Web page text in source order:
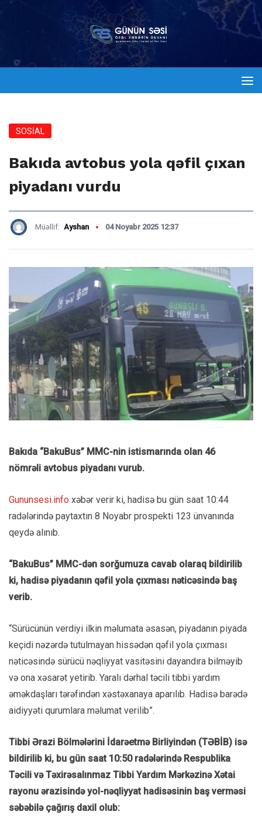
SOSİAL
Bakıda avtobus yola qəfil çıxan
piyadanı vurdu
Müəllif: Ayshan 04 Noyabr 2025 12:37
Bakıda “BakuBus” MMC-nin istismarında olan 46
nömrəli avtobus piyadanı vurub.
Gununsesi.info xəbər verir ki, hadisə bu gün saat 10:44
radələrində paytaxtın 8 Noyabr prospekti 123 ünvanında
qeydə alınıb.
“BakuBus” MMC-dən sorğumuza cavab olaraq bildirilib
ki, hadisə piyadanın qəfil yola çıxması nəticəsində baş
verib.
“Sürücünün verdiyi ilkin məlumata əsasən, piyadanın piyada
keçidi nəzərdə tutulmayan hissədən qəfil yola çıxması
nəticəsində sürücü nəqliyyat vasitəsini dayandıra bilməyib
və ona xəsarət yetirib. Yaralı dərhal təcili tibbi yardım
əməkdaşları tərəfindən xəstəxanaya aparılıb. Hadisə barədə
aidiyyəti qurumlara məlumat verilib”.
Tibbi Ərazi Bölmələrini İdarəetmə Birliyindən (TƏBİB) isə
bildirilib ki, bu gün saat 10:50 radələrində Respublika
Təcili və Təxirəsalınmaz Tibbi Yardım Mərkəzinə Xətai
rayonu ərazisində yol-nəqliyyat hadisəsinin baş verməsi
səbəbilə çağırış daxil olub: